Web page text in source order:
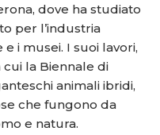
dove ha studiato
per l’industria
i musei. I suoi lavori,
la Biennale di
animali ibridi,
che fungono da
e natura.